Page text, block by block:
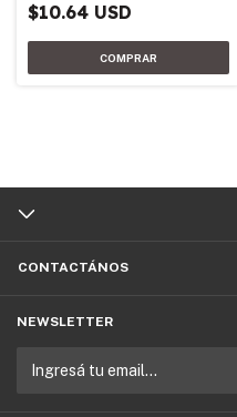
$10.64 USD
CONTACTÁNOS
NEWSLETTER